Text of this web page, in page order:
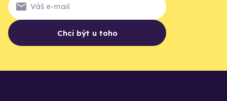
Chci být u toho